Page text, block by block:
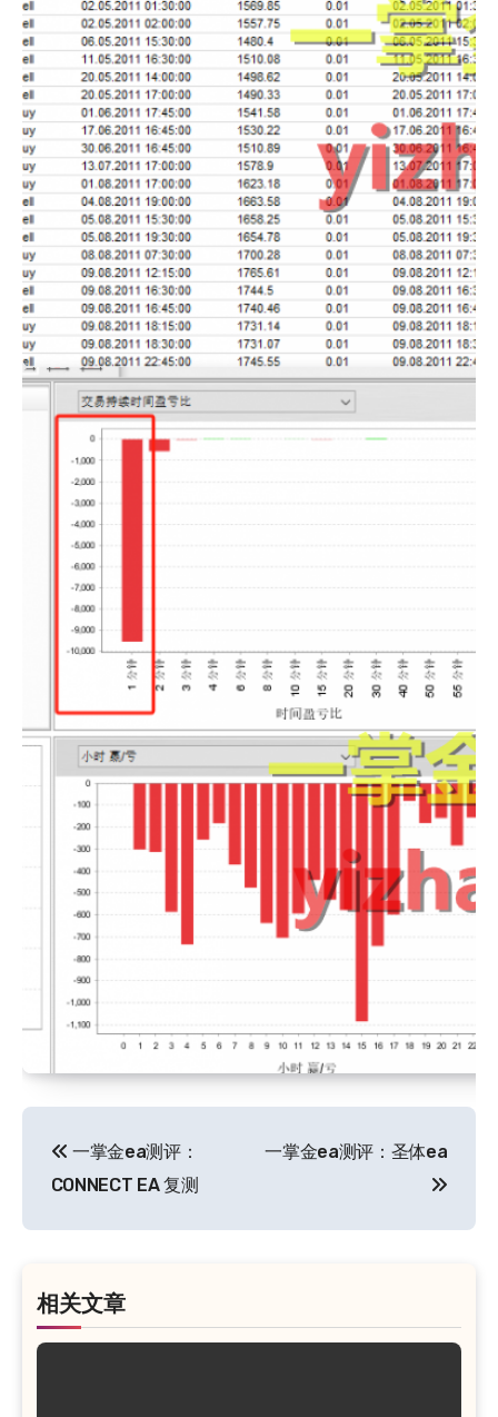
章
导
一掌金ea测评：
CONNECT EA 复测
一掌金ea测评：圣体ea
相关文章